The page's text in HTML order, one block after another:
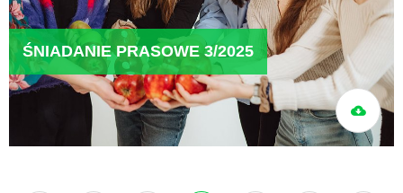
ŚNIADANIE PRASOWE 3/2025